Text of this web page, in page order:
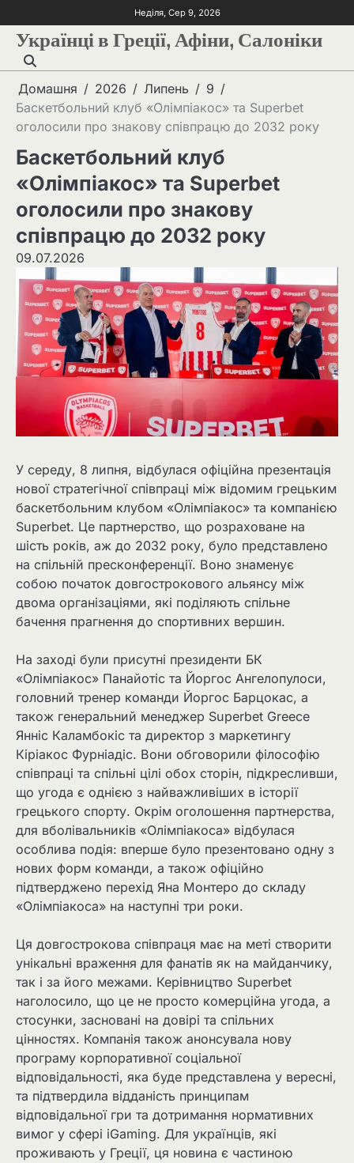
Неділя, Сер 9, 2026
Українці в Греції, Афіни, Салоніки
Домашня 2026 Липень
9
Баскетбольний клуб «Олімпіакос» та Superbet
оголосили про знакову співпрацю до 2032 року
Баскетбольний клуб
«Олімпіакос» та Superbet
оголосили про знакову
співпрацю до 2032 року
09.07.2026
У середу, 8 липня, відбулася офіційна презентація
нової стратегічної співпраці між відомим грецьким
баскетбольним клубом «Олімпіакос» та компанією
Superbet. Це партнерство, що розраховане на
шість років, аж до 2032 року, було представлено
на спільній пресконференції. Воно знаменує
собою початок довгострокового альянсу між
двома організаціями, які поділяють спільне
бачення прагнення до спортивних вершин.
На заході були присутні президенти БК
«Олімпіакос» Панайотіс та Йоргос Ангелопулоси,
головний тренер команди Йоргос Барцокас, а
також генеральний менеджер Superbet Greece
Янніс Каламбокіс та директор з маркетингу
Кіріакос Фурніадіс. Вони обговорили філософію
співпраці та спільні цілі обох сторін, підкресливши,
що угода є однією з найважливіших в історії
грецького спорту. Окрім оголошення партнерства,
для вболівальників «Олімпіакоса» відбулася
особлива подія: вперше було презентовано одну з
нових форм команди, а також офіційно
підтверджено перехід Яна Монтеро до складу
«Олімпіакоса» на наступні три роки.
Ця довгострокова співпраця має на меті створити
унікальні враження для фанатів як на майданчику,
так і за його межами. Керівництво Superbet
наголосило, що це не просто комерційна угода, а
стосунки, засновані на довірі та спільних
цінностях. Компанія також анонсувала нову
програму корпоративної соціальної
відповідальності, яка буде представлена у вересні,
та підтвердила відданість принципам
відповідальної гри та дотримання нормативних
вимог у сфері iGaming. Для українців, які
проживають у Греції, ця новина є частиною